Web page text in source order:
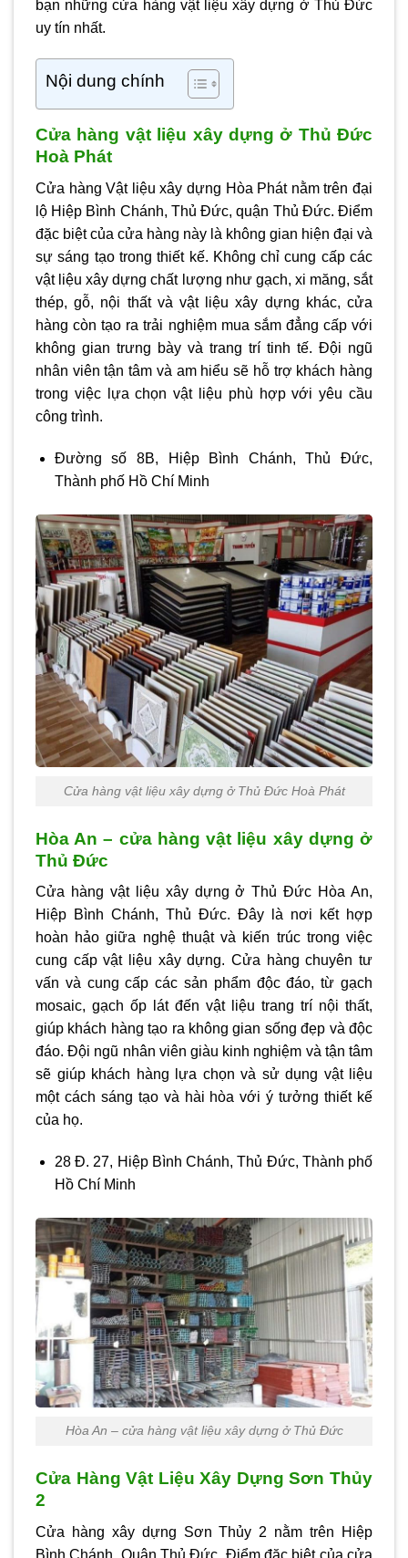
bạn nhữngcửa hàng vật liệu xây dựng ở Thủ Đức
uy tín nhất.
Nội dung chính
Cửa hàng vật liệu xây dựng ở Thủ Đức
Hoà Phát
Cửa hàng Vật liệu xây dựng Hòa Phát nằm trên đại
lộ Hiệp Bình Chánh, Thủ Đức, quận Thủ Đức. Điểm
đặc biệt của cửa hàng này là không gian hiện đại và
sự sáng tạo trong thiết kế. Không chỉ cung cấp các
vật liệu xây dựng chất lượng như gạch, xi măng, sắt
thép, gỗ, nội thất và vật liệu xây dựng khác, cửa
hàng còn tạo ra trải nghiệm mua sắm đẳng cấp với
không gian trưng bày và trang trí tinh tế. Đội ngũ
nhân viên tận tâm và am hiểu sẽ hỗ trợ khách hàng
trong việc lựa chọn vật liệu phù hợp với yêu cầu
công trình.
Đường số 8B, Hiệp Bình Chánh, Thủ Đức,
Thành phố Hồ Chí Minh
Cửa hàng vật liệu xây dựng ở Thủ Đức Hoà Phát
Hòa An – cửa hàng vật liệu xây dựng ở
Thủ Đức
Cửa hàng vật liệu xây dựng ở Thủ Đức Hòa An,
Hiệp Bình Chánh, Thủ Đức. Đây là nơi kết hợp
hoàn hảo giữa nghệ thuật và kiến trúc trong việc
cung cấp vật liệu xây dựng. Cửa hàng chuyên tư
vấn và cung cấp các sản phẩm độc đáo, từ gạch
mosaic, gạch ốp lát đến vật liệu trang trí nội thất,
giúp khách hàng tạo ra không gian sống đẹp và độc
đáo. Đội ngũ nhân viên giàu kinh nghiệm và tận tâm
sẽ giúp khách hàng lựa chọn và sử dụng vật liệu
một cách sáng tạo và hài hòa với ý tưởng thiết kế
của họ.
28 Đ. 27, Hiệp Bình Chánh, Thủ Đức, Thành phố
Hồ Chí Minh
Hòa An – cửa hàng vật liệu xây dựng ở Thủ Đức
Cửa Hàng Vật Liệu Xây Dựng Sơn Thủy
2
Cửa hàng xây dựng Sơn Thủy 2 nằm trên Hiệp
Bình Chánh, Quận Thủ Đức. Điểm đặc biệt của cửa